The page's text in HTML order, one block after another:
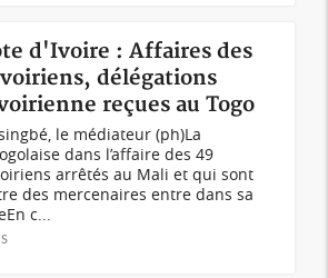
d'Ivoire : Affaires des
délégations
reçues au Togo
le médiateur (ph)La
dans l’affaire des 49
arrêtés au Mali et qui sont
des mercenaires entre dans sa
c...